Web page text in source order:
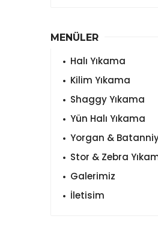
MENÜLER
Halı Yıkama
Kilim Yıkama
Shaggy Yıkama
Yün Halı Yıkama
Yorgan &
Stor & Zebra
Galerimiz
İletisim